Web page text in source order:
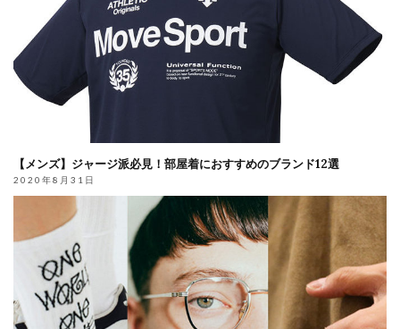
【メンズ】ジャージ派必見！部屋着におすすめのブランド12選
2020年8月31日